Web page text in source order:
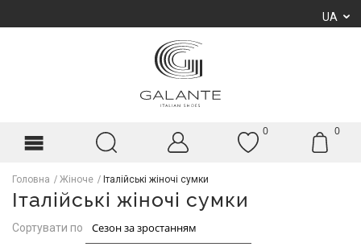
UA
0 0
Головна Жіноче Італійські жіночі сумки
Італійські жіночі сумки
Сортувати по